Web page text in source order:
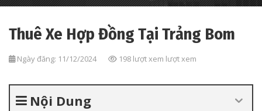
Thuê Xe Hợp Đồng Tại Trảng Bom
Ngày đăng: 11/12/2024 198 lượt xem lượt xem
Nội Dung